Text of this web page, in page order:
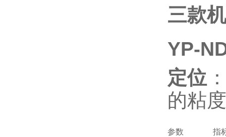
三款
YP-
定位
的粘
参数 指